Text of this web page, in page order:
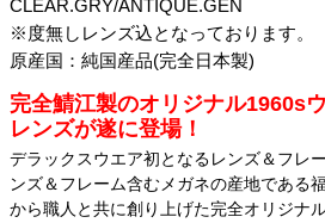
CLEAR.GRY/ANTIQUE.GEN
※度無しレンズ込となっております。
原産国：純国産品(完全日本製)
完全鯖江製のオリジナル1960s
レンズが遂に登場！
デラックスウエア初となるレンズ＆フレ
ンズ＆フレーム含むメガネの産地である
から職人と共に創り上げた完全オリジナ